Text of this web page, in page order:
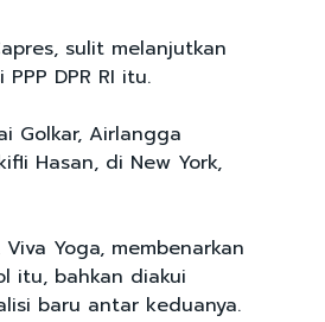
sulit melanjutkan
DPR RI itu.
Golkar, Airlangga
Hasan, di New York,
Yoga, membenarkan
itu, bahkan diakui
baru antar keduanya.